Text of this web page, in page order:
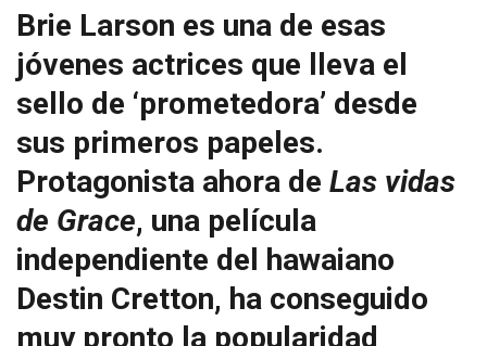
Brie Larson es una de esas
jóvenes actrices que lleva el
sello de ‘prometedora’ desde
sus primeros papeles.
Protagonista ahora de Las vidas
de Grace, una película
independiente del hawaiano
Destin Cretton, ha conseguido
muy pronto la popularidad